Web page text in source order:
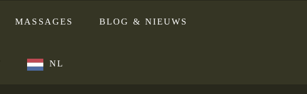
MASSAGES BLOG & NIEUWS
NL